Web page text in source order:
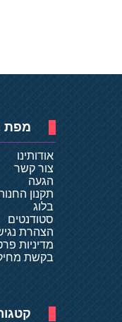
מפת
אודותינו
צור קשר
הגעה
תקנון
בלוג
סטודנטים
הצהרת
מדיניות
בקשת